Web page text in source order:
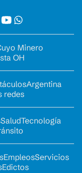
Minero
OH
Argentina
redes
SaludTecnología
EmpleosServicios
Edictos